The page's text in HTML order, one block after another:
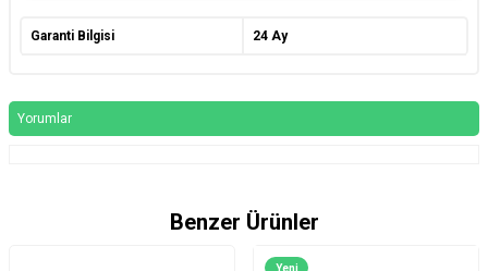
Garanti Bilgisi 24 Ay
Yorumlar
Benzer Ürünler
Yeni